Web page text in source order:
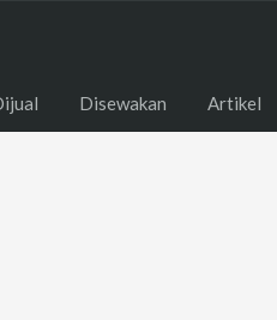
Disewakan Artikel